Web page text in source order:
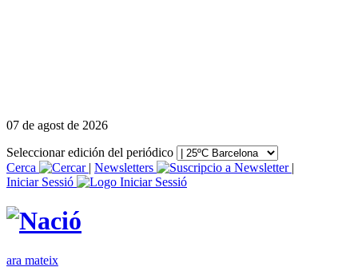
07 de agost de 2026
Seleccionar edición del periódico
Cerca
| Newsletters
|
Iniciar Sessió
ara mateix